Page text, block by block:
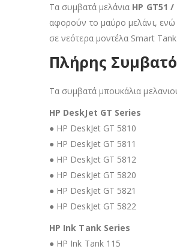
Τα συμβατά μελάνια HP GT51 /
αφορούν το μαύρο μελάνι, ενώ
σε νεότερα μοντέλα Smart Tank.
Πλήρης
Τα συμβατά μπουκάλια
HP DeskJet GT Series
● HP DeskJet GT 5810
● HP DeskJet GT 5811
● HP DeskJet GT 5812
● HP DeskJet GT 5820
● HP DeskJet GT 5821
● HP DeskJet GT 5822
HP Ink Tank Series
● HP Ink Tank 115